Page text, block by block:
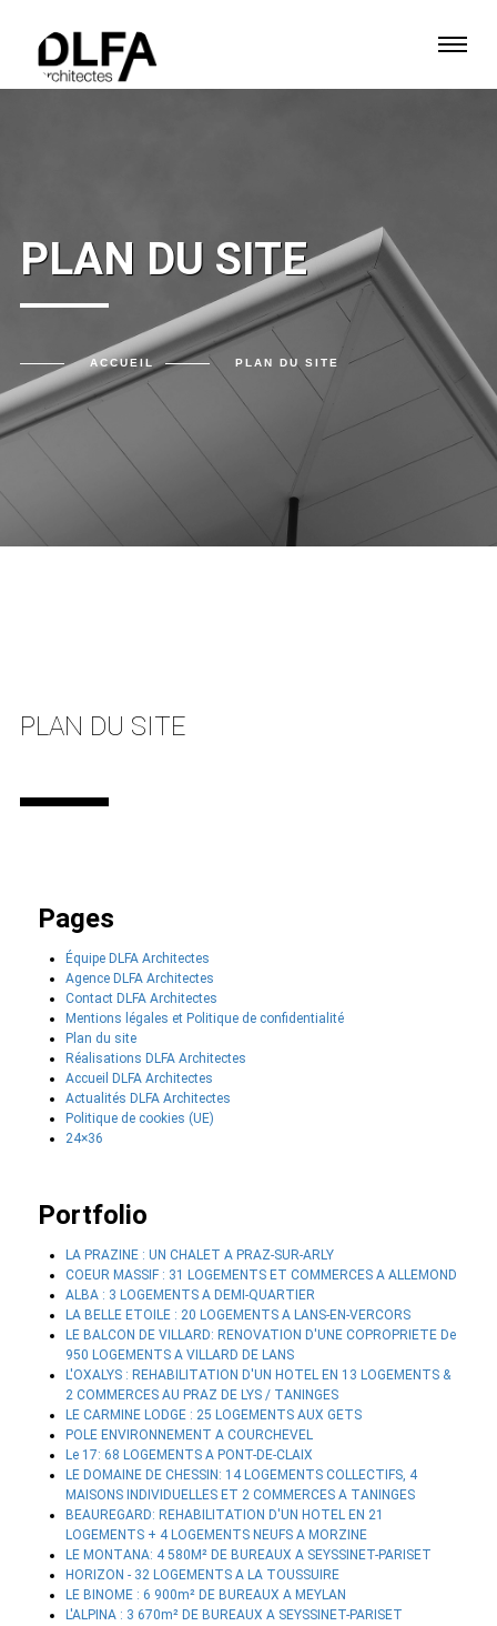
PLAN DU SITE
ACCUEIL PLAN DU SITE
PLAN DU SITE
Pages
Équipe DLFA Architectes
Agence DLFA Architectes
Contact DLFA Architectes
Mentions légales et Politique de confidentialité
Plan du site
Réalisations DLFA Architectes
Accueil DLFA Architectes
Actualités DLFA Architectes
Politique de cookies (UE)
24×36
Portfolio
LA PRAZINE : UN CHALET A PRAZ-SUR-ARLY
COEUR MASSIF : 31 LOGEMENTS ET COMMERCES A ALLEMOND
ALBA : 3 LOGEMENTS A DEMI-QUARTIER
LA BELLE ETOILE : 20 LOGEMENTS A LANS-EN-VERCORS
LE BALCON DE VILLARD: RENOVATION D'UNE COPROPRIETE De
950 LOGEMENTS A VILLARD DE LANS
L'OXALYS : REHABILITATION D'UN HOTEL EN 13 LOGEMENTS &
2 COMMERCES AU PRAZ DE LYS / TANINGES
LE CARMINE LODGE : 25 LOGEMENTS AUX GETS
POLE ENVIRONNEMENT A COURCHEVEL
Le 17: 68 LOGEMENTS A PONT-DE-CLAIX
LE DOMAINE DE CHESSIN: 14 LOGEMENTS COLLECTIFS, 4
MAISONS INDIVIDUELLES ET 2 COMMERCES A TANINGES
BEAUREGARD: REHABILITATION D'UN HOTEL EN 21
LOGEMENTS + 4 LOGEMENTS NEUFS A MORZINE
LE MONTANA: 4 580M² DE BUREAUX A SEYSSINET-PARISET
HORIZON - 32 LOGEMENTS A LA TOUSSUIRE
LE BINOME : 6 900m² DE BUREAUX A MEYLAN
L'ALPINA : 3 670m² DE BUREAUX A SEYSSINET-PARISET